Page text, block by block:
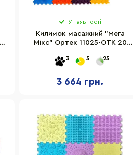
У наявності
Килимок масажний "Мега
Мікс" Ортек 11025-OTK 20
3 5 25
3 664 грн.